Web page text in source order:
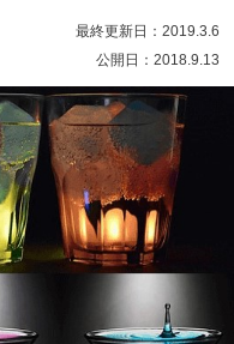
最終更新日： 2019.3.6
公開日： 2018.9.13